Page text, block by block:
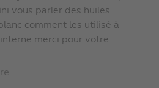
vous parler des huiles
comment les utilisé à
merci pour votre